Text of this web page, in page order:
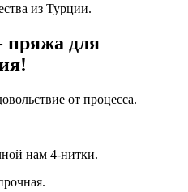
из Турции.
пряжа для
от процесса.
нам 4-нитки.